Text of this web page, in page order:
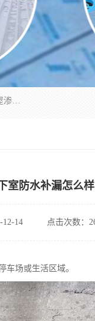
东莞市华展防水补漏装饰工程有限公司主要服务有：东莞防水补漏，东莞厂房防水补漏，东莞房屋渗漏水维修，楼面漏水维修，裂缝补漏，伸缩缝补漏，卫生间防水改造，厕所漏水补漏，外墙窗台补漏，电梯井堵漏，地下车库防水引水工程等
室防水补漏怎么样
12-14 点击次数：
车场或生活区域。